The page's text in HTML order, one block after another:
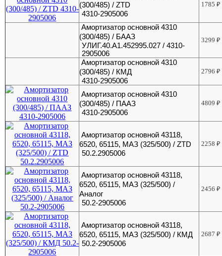
(300/485) / ZTD
4310-2905006
1785₽
Амортизатор основной 4310
(300/485) / БААЗ
УЛИГ.40.А1.452995.027 / 4310-
2905006
3299₽
Амортизатор основной 4310
(300/485) / КМД
4310-2905006
2796₽
Амортизатор основной 4310
(300/485) / ПААЗ
4310-2905006
4809₽
Амортизатор основной 43118,
6520, 65115, МАЗ (325/500) / ZTD
50.2.2905006
2258₽
Амортизатор основной 43118,
6520, 65115, МАЗ (325/500) /
Аналог
50.2-2905006
2456₽
Амортизатор основной 43118,
6520, 65115, МАЗ (325/500) / КМД
50.2-2905006
2687₽